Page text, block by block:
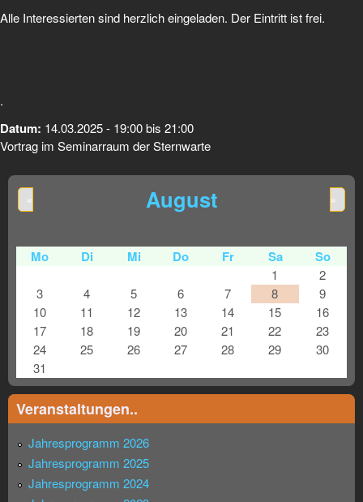
Alle Interessierten sind herzlich eingeladen. Der Eintritt ist frei.
.
Datum: 14.03.2025 - 19:00bis 21:00
Vortrag im Seminarraum der Sternwarte
August
« »
Mo Di Mi Do Fr Sa So
1
2
3
4 5 6 7 8
9
10
11 12 13 14 15
16
17
18 19 20 21 22
23
24
25 26 27 28 29
30
31
Veranstaltungen..
Jahresprogramm 2026
Jahresprogramm 2025
Jahresprogramm 2024